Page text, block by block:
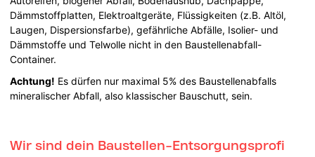
Dämmstoffplatten, Elektroaltgeräte, Flüssigkeiten (z.B. Altöl,
Laugen, Dispersionsfarbe), gefährliche Abfälle, Isolier- und
Dämmstoffe und Telwolle nicht in den Baustellenabfall-
Container.
Achtung! Es dürfen nur maximal 5% des Baustellenabfalls
mineralischer Abfall, also klassischer Bauschutt, sein.
Wir sind dein Baustellen-Entsorgungsprofi